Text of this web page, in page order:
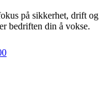
på sikkerhet, drift og
bedriften din å vokse.